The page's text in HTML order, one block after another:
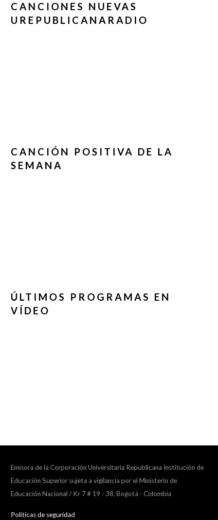
CANCIONES NUEVAS
UREPUBLICANARADIO
CANCIÓN POSITIVA DE LA
SEMANA
ÚLTIMOS PROGRAMAS EN
VÍDEO
Emisora de la Corporación Universitaria Republicana Institución de
Educación Superior sujeta a vigilancia por el Ministerio de
Educación Nacional / Kr 7 # 19 - 38, Bogotá - Colombia
Politicas de seguridad